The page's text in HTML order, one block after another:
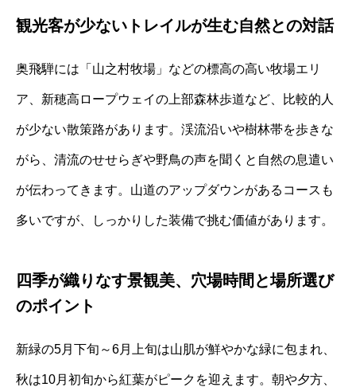
観光客が少ないトレイルが生む自然との対話
奥飛騨には「山之村牧場」などの標高の高い牧場エリ
ア、新穂高ロープウェイの上部森林歩道など、比較的人
が少ない散策路があります。渓流沿いや樹林帯を歩きな
がら、清流のせせらぎや野鳥の声を聞くと自然の息遣い
が伝わってきます。山道のアップダウンがあるコースも
多いですが、しっかりした装備で挑む価値があります。
四季が織りなす景観美、穴場時間と場所選び
のポイント
新緑の5月下旬～6月上旬は山肌が鮮やかな緑に包まれ、
秋は10月初旬から紅葉がピークを迎えます。朝や夕方、